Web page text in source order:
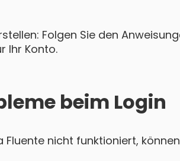
Folgen Sie den
Ihr Konto.
beim Login
Fluente nicht funktioniert,